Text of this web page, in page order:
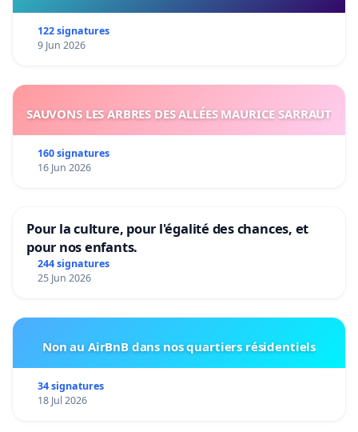
122 signatures
9 Jun 2026
SAUVONS LES ARBRES DES ALLÉES MAURICE SARRAUT
160 signatures
16 Jun 2026
Pour la culture, pour l'égalité des chances, et
pour nos enfants.
244 signatures
25 Jun 2026
Non au AirBnB dans nos quartiers résidentiels
34 signatures
18 Jul 2026